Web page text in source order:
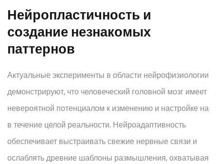
Нейропластичность и
создание незнакомых
паттернов
Актуальные эксперименты в области нейрофизиологии
демонстрируют, что человеческий головной мозг имеет
невероятной потенциалом к изменению и настройке на
в течение целой реальности. Нейроадаптивность
обеспечивает выстраивать свежие нервные связи и
ослаблять древние шаблоны размышления, охватывая